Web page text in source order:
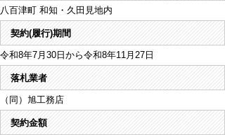
八百津町 和知・久田見地内
契約(履行)期間
令和8年7月30日から令和8年11月27日
落札業者
（同）旭工務店
契約金額